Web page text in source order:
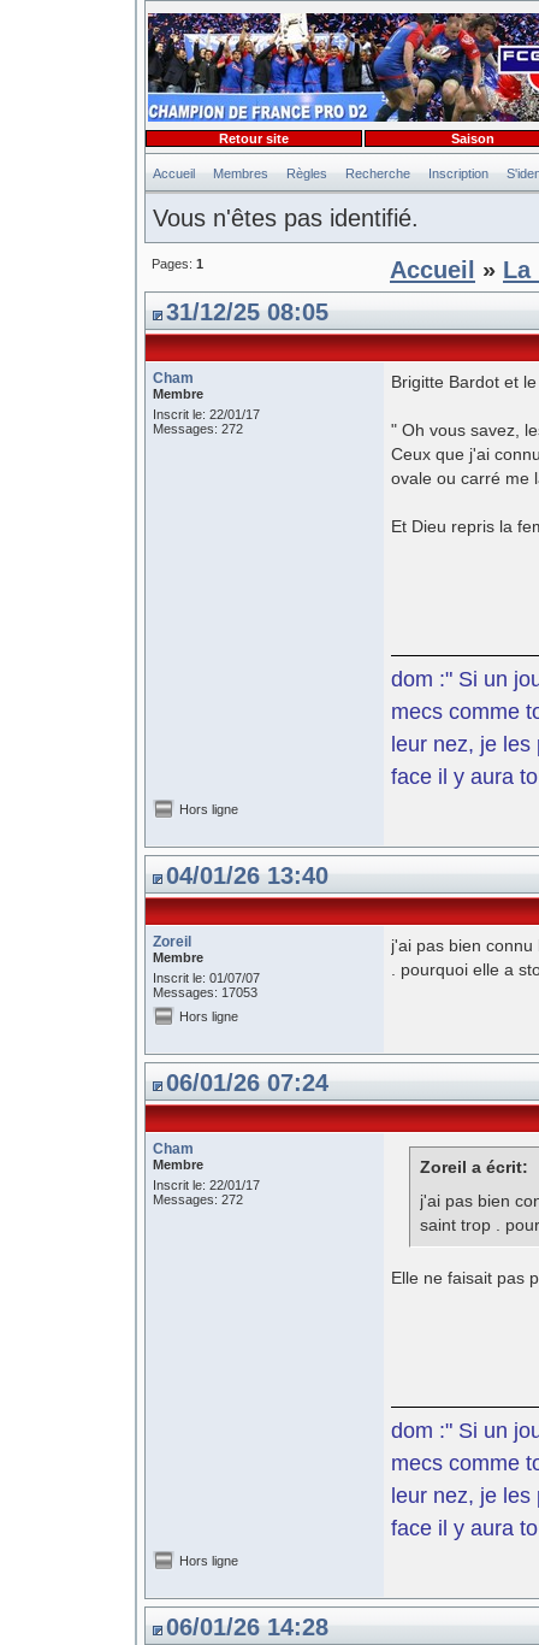
Accueil Membres Règles Recherche Inscription
Vous n'êtes pas identifié.
Retour site Saison
Pages: 1 Accueil » La
31/12/25 08:05
Cham
Membre
Inscrit le: 22/01/17
Messages: 272
Brigitte Bardot et
" Oh vous savez,
Ceux que j'ai
ovale ou carré me
Et Dieu repris la
dom :" Si un
mecs comme
leur nez, je les
face il y aura
Hors ligne
04/01/26 13:40
Zoreil
Membre
Inscrit le: 01/07/07
Messages: 17053
j'ai pas bien
. pourquoi elle a
Hors ligne
06/01/26 07:24
Cham
Membre
Inscrit le: 22/01/17
Messages: 272
Zoreil a écrit:
j'ai pas bien
saint trop .
Elle ne faisait pas
dom :" Si un
mecs comme
leur nez, je les
face il y aura
Hors ligne
06/01/26 14:28